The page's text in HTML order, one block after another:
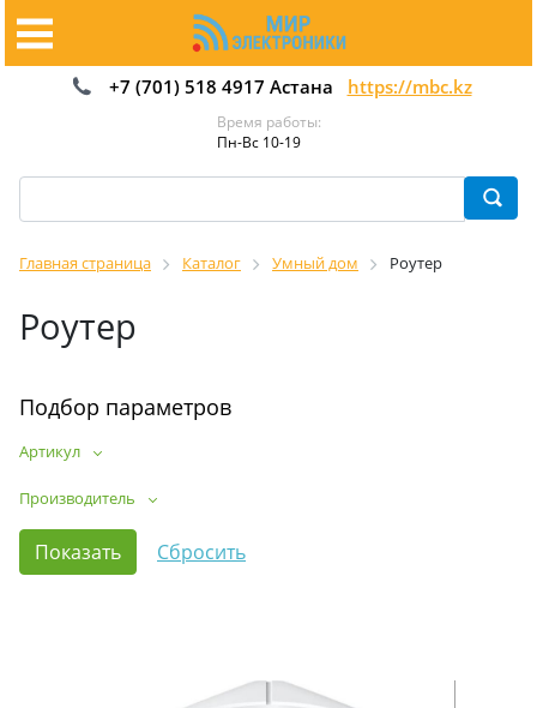
+7 (701) 518 4917 Астана https://mbc.kz
Время работы:
Пн-Вс 10-19
Главная страница Каталог Умный дом Роутер
Роутер
Подбор параметров
Артикул
Производитель